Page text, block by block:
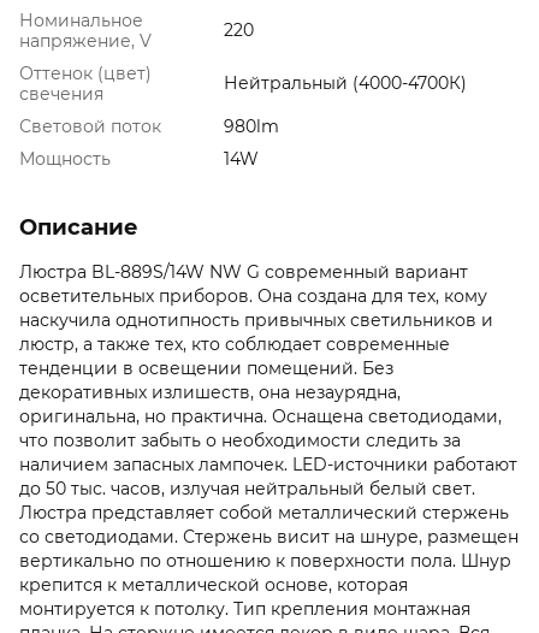
Номинальное
напряжение, V
220
Оттенок (цвет)
свечения
Нейтральный (4000-4700К)
Световой поток
980lm
Мощность
14W
Описание
Люстра BL-889S/14W NW G современный вариант
осветительных приборов. Она создана для тех, кому
наскучила однотипность привычных светильников и
люстр, а также тех, кто соблюдает современные
тенденции в освещении помещений. Без
декоративных излишеств, она незаурядна,
оригинальна, но практична. Оснащена светодиодами,
что позволит забыть о необходимости следить за
наличием запасных лампочек. LED-источники работают
до 50 тыс. часов, излучая нейтральный белый свет.
Люстра представляет собой металлический стержень
со светодиодами. Стержень висит на шнуре, размещен
вертикально по отношению к поверхности пола. Шнур
крепится к металлической основе, которая
монтируется к потолку. Тип крепления монтажная